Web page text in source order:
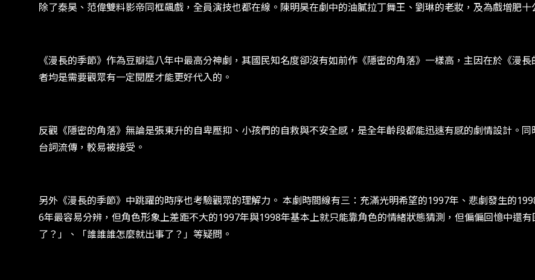
除了秦昊、范偉雙料影帝同框飆戲，全員演技也都在線。陳明昊在劇中的油膩拉丁舞王、劉琳的老妝，及為戲增肥
《漫長的季節》作為豆瓣這八年中最高分神劇，其國民知名度卻沒有如前作《隱密的角落》一樣高，主因在於《漫
者均是需要觀眾有一定閱歷才能更好代入的。
反觀《隱密的角落》無論是張東升的自卑壓抑、小孩們的自救與不安全感，是全年齡段都能迅速有感的劇情設計。
台詞流傳，較易被接受。
另外《漫長的季節》中跳躍的時序也考驗觀眾的理解力。 本劇時間線有三：充滿光明希望的1997年、悲劇發生的
6年最容易分辨，但角色形象上差距不大的1997年與1998年基本上就只能靠角色的情緒狀態猜測，但偏偏回憶中還
了？」、「誰誰誰怎麼就出事了？」等疑問。